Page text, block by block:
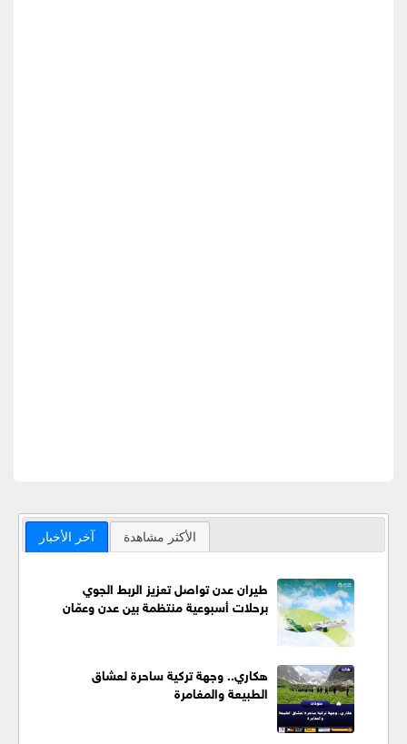
آخر الأخبار الأكثر مشاهدة
طيران عدن تواصل تعزيز الربط الجوي
برحلات أسبوعية منتظمة بين عدن وعمّان
هكاري.. وجهة تركية ساحرة لعشاق
الطبيعة والمغامرة